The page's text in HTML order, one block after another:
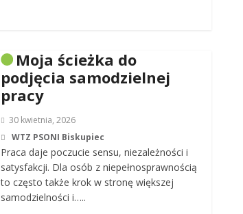
Moja ścieżka do
podjęcia samodzielnej
pracy
30 kwietnia, 2026
WTZ PSONI Biskupiec
Praca daje poczucie sensu, niezależności i
satysfakcji. Dla osób z niepełnosprawnością
to często także krok w stronę większej
samodzielności i…..